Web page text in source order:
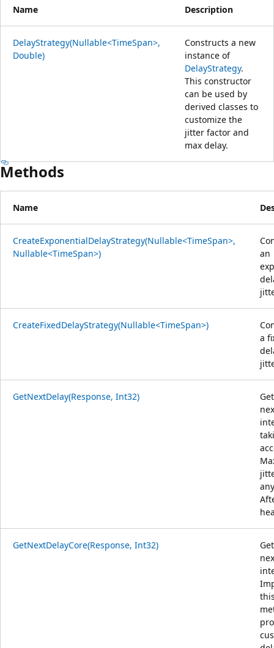
Name Description
DelayStrategy(Nullable<TimeSpan>,
Double)
Constructs a new
instance of
DelayStrategy.
This constructor
can be used by
derived classes to
customize the
jitter factor and
max delay.
Methods
Name
CreateExponentialDelayStrategy(Nullable<TimeSpan>,
Nullable<TimeSpan>)
an
CreateFixedDelayStrategy(Nullable<TimeSpan>)
a
GetNextDelay(Response, Int32)
GetNextDelayCore(Response, Int32)